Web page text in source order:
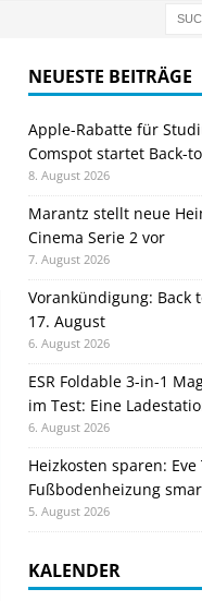
NEUESTE BEITRÄGE
Apple-Rabatte für
Comspot startet Back-
8. August 2026
Marantz stellt neue
Cinema Serie 2 vor
7. August 2026
Vorankündigung: Back
17. August
6. August 2026
ESR Foldable 3-in-1
im Test: Eine
6. August 2026
Heizkosten sparen:
Fußbodenheizung
5. August 2026
KALENDER